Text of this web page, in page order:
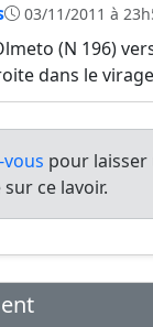
03/11/2011 à
(N 196)
dans le
pour laisser
ce lavoir.